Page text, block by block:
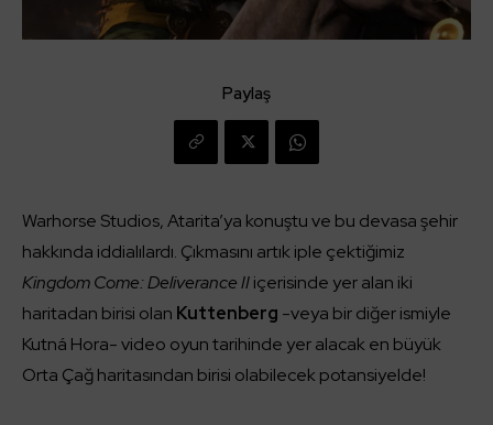
Paylaş
Warhorse Studios, Atarita’ya konuştu ve bu devasa şehir
hakkında iddialılardı. Çıkmasını artık iple çektiğimiz
Kingdom Come: Deliverance IIiçerisinde yer alan iki
haritadan birisi olan Kuttenberg -veya bir diğer ismiyle
Kutná Hora- video oyun tarihinde yer alacak en büyük
Orta Çağ haritasından birisi olabilecek potansiyelde!